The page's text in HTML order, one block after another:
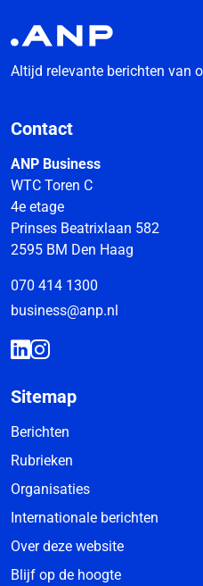
Altijd relevante berichten van
Contact
ANP Business
WTC Toren C
4e etage
Prinses Beatrixlaan 582
2595 BM Den Haag
070 414 1300
business@anp.nl
Sitemap
Berichten
Rubrieken
Organisaties
Internationale berichten
Over deze website
Blijf op de hoogte